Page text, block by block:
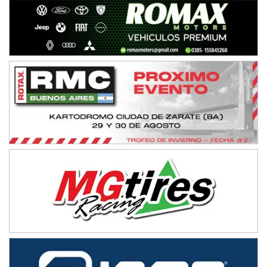
APAK - F6
Ciudad de Zárate (Asfalto)
Zárate (Buenos Aires)
PROKART METROPOLITANO - F1
Rubén Luis Di Palma (Asfalto)
Ciudad Evita (Buenos Aires)
Comodoro Rivadavia (Chubut)
CORDOBES ASFALTO - F7
Complejo Valentín Lauret (Tierra)
Colonia Caroya (Córdoba)
ENTRERRIANO - F6
Villaguay (Entre Ríos)
SUR ENTRERRIANO - F6